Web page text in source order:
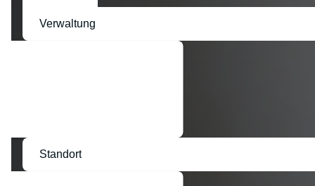
Verwaltung
Standort